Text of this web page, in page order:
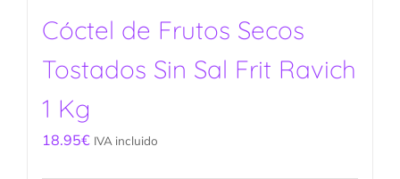
Cóctel de Frutos Secos
Tostados Sin Sal Frit Ravich
1 Kg
18.95€ IVA incluido